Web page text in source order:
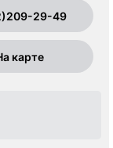
29-49
карте